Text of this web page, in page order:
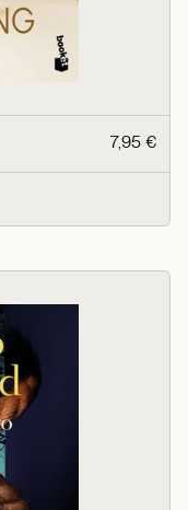
7,95 €